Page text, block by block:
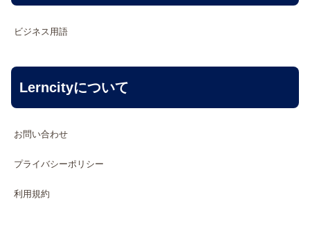
ビジネス用語
Lerncityについて
お問い合わせ
プライバシーポリシー
利用規約